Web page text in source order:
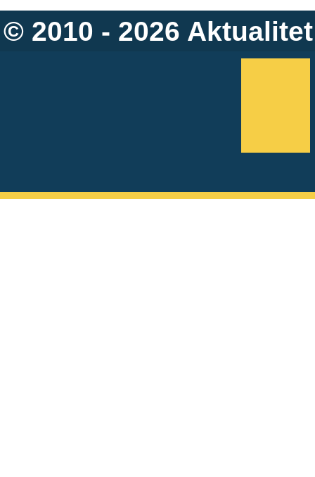
© 2010 - 2026 Aktualitet